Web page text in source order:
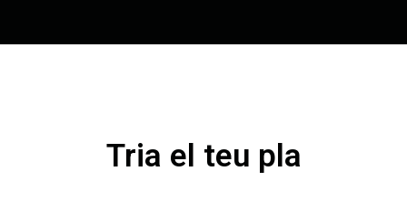
Tria el teu pla